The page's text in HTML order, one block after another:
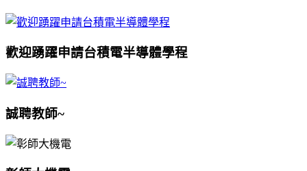
歡迎踴躍申請台積電半導體學程
誠聘教師~